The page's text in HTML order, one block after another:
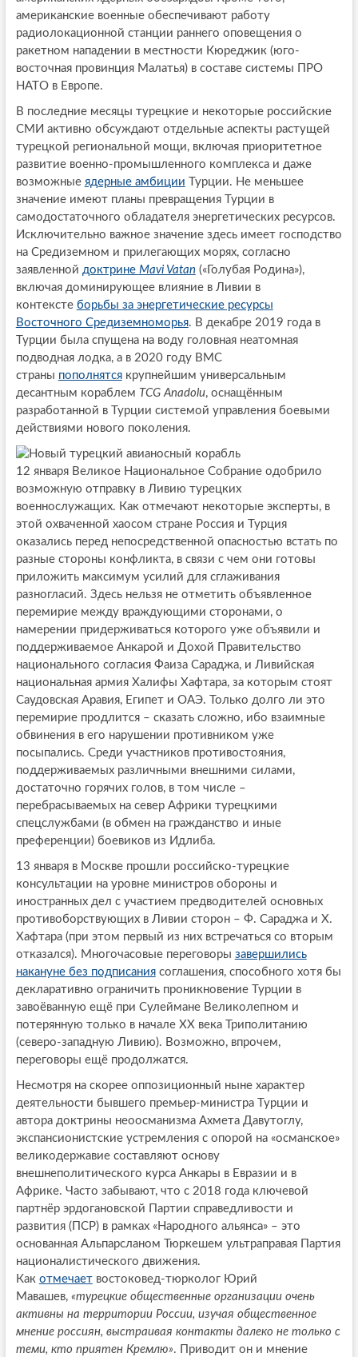
американские военные обеспечивают работу
радиолокационной станции раннего оповещения о
ракетном нападении в местности Кюреджик (юго-
восточная провинция Малатья) в составе системы ПРО
НАТО в Европе.
В последние месяцы турецкие и некоторые российские
СМИ активно обсуждают отдельные аспекты растущей
турецкой региональной мощи, включая приоритетное
развитие военно-промышленного комплекса и даже
возможные ядерные амбиции Турции. Не меньшее
значение имеют планы превращения Турции в
самодостаточного обладателя энергетических ресурсов.
Исключительно важное значение здесь имеет господство
на Средиземном и прилегающих морях, согласно
заявленной доктрине Mavi Vatan («Голубая Родина»),
включая доминирующее влияние в Ливии в
контексте борьбы за энергетические ресурсы
Восточного Средиземноморья. В декабре 2019 года в
Турции была спущена на воду головная неатомная
подводная лодка, а в 2020 году ВМС
страны пополнятсякрупнейшим универсальным
десантным кораблем TCG Anadolu, оснащённым
разработанной в Турции системой управления боевыми
действиями нового поколения.
12 января Великое Национальное Собрание одобрило
возможную отправку в Ливию турецких
военнослужащих. Как отмечают некоторые эксперты, в
этой охваченной хаосом стране Россия и Турция
оказались перед непосредственной опасностью встать по
разные стороны конфликта, в связи с чем они готовы
приложить максимум усилий для сглаживания
разногласий. Здесь нельзя не отметить объявленное
перемирие между враждующими сторонами, о
намерении придерживаться которого уже объявили и
поддерживаемое Анкарой и Дохой Правительство
национального согласия Фаиза Сараджа, и Ливийская
национальная армия Халифы Хафтара, за которым стоят
Саудовская Аравия, Египет и ОАЭ. Только долго ли это
перемирие продлится – сказать сложно, ибо взаимные
обвинения в его нарушении противником уже
посыпались. Среди участников противостояния,
поддерживаемых различными внешними силами,
достаточно горячих голов, в том числе –
перебрасываемых на север Африки турецкими
спецслужбами (в обмен на гражданство и иные
преференции) боевиков из Идлиба.
13 января в Москве прошли российско-турецкие
консультации на уровне министров обороны и
иностранных дел с участием предводителей основных
противоборствующих в Ливии сторон – Ф. Сараджа и Х.
Хафтара (при этом первый из них встречаться со вторым
отказался). Многочасовые переговоры завершились
накануне без подписаниясоглашения, способного хотя бы
декларативно ограничить проникновение Турции в
завоёванную ещё при Сулеймане Великолепном и
потерянную только в начале XX века Триполитанию
(северо-западную Ливию). Возможно, впрочем,
переговоры ещё продолжатся.
Несмотря на скорее оппозиционный ныне характер
деятельности бывшего премьер-министра Турции и
автора доктрины неоосманизма Ахмета Давутоглу,
экспансионистские устремления с опорой на «османское»
великодержавие составляют основу
внешнеполитического курса Анкары в Евразии и в
Африке. Часто забывают, что с 2018 года ключевой
партнёр эрдогановской Партии справедливости и
развития (ПСР) в рамках «Народного альянса» – это
основанная Альпарсланом Тюркешем ультраправая Партия
националистического движения.
Как отмечаетвостоковед-тюрколог Юрий
Мавашев, «турецкие общественные организации очень
активны на территории России, изучая общественное
мнение россиян, выстраивая контакты далеко не только с
теми, кто приятен Кремлю». Приводит он и мнение